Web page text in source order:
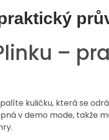
–
kuličku, která se
v demo mode, takže